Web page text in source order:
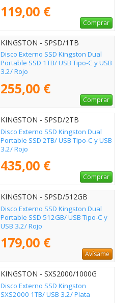
119,00 €
Comprar
KINGSTON - SPSD/1TB
Disco Externo SSD Kingston Dual
Portable SSD 1TB/ USB Tipo-C y USB
3.2/ Rojo
255,00 €
Comprar
KINGSTON - SPSD/2TB
Disco Externo SSD Kingston Dual
Portable SSD 2TB/ USB Tipo-C y USB
3.2/ Rojo
435,00 €
Comprar
KINGSTON - SPSD/512GB
Disco Externo SSD Kingston Dual
Portable SSD 512GB/ USB Tipo-C y
USB 3.2/ Rojo
179,00 €
Avísame
KINGSTON - SXS2000/1000G
Disco Externo SSD Kingston
SXS2000 1TB/ USB 3.2/ Plata